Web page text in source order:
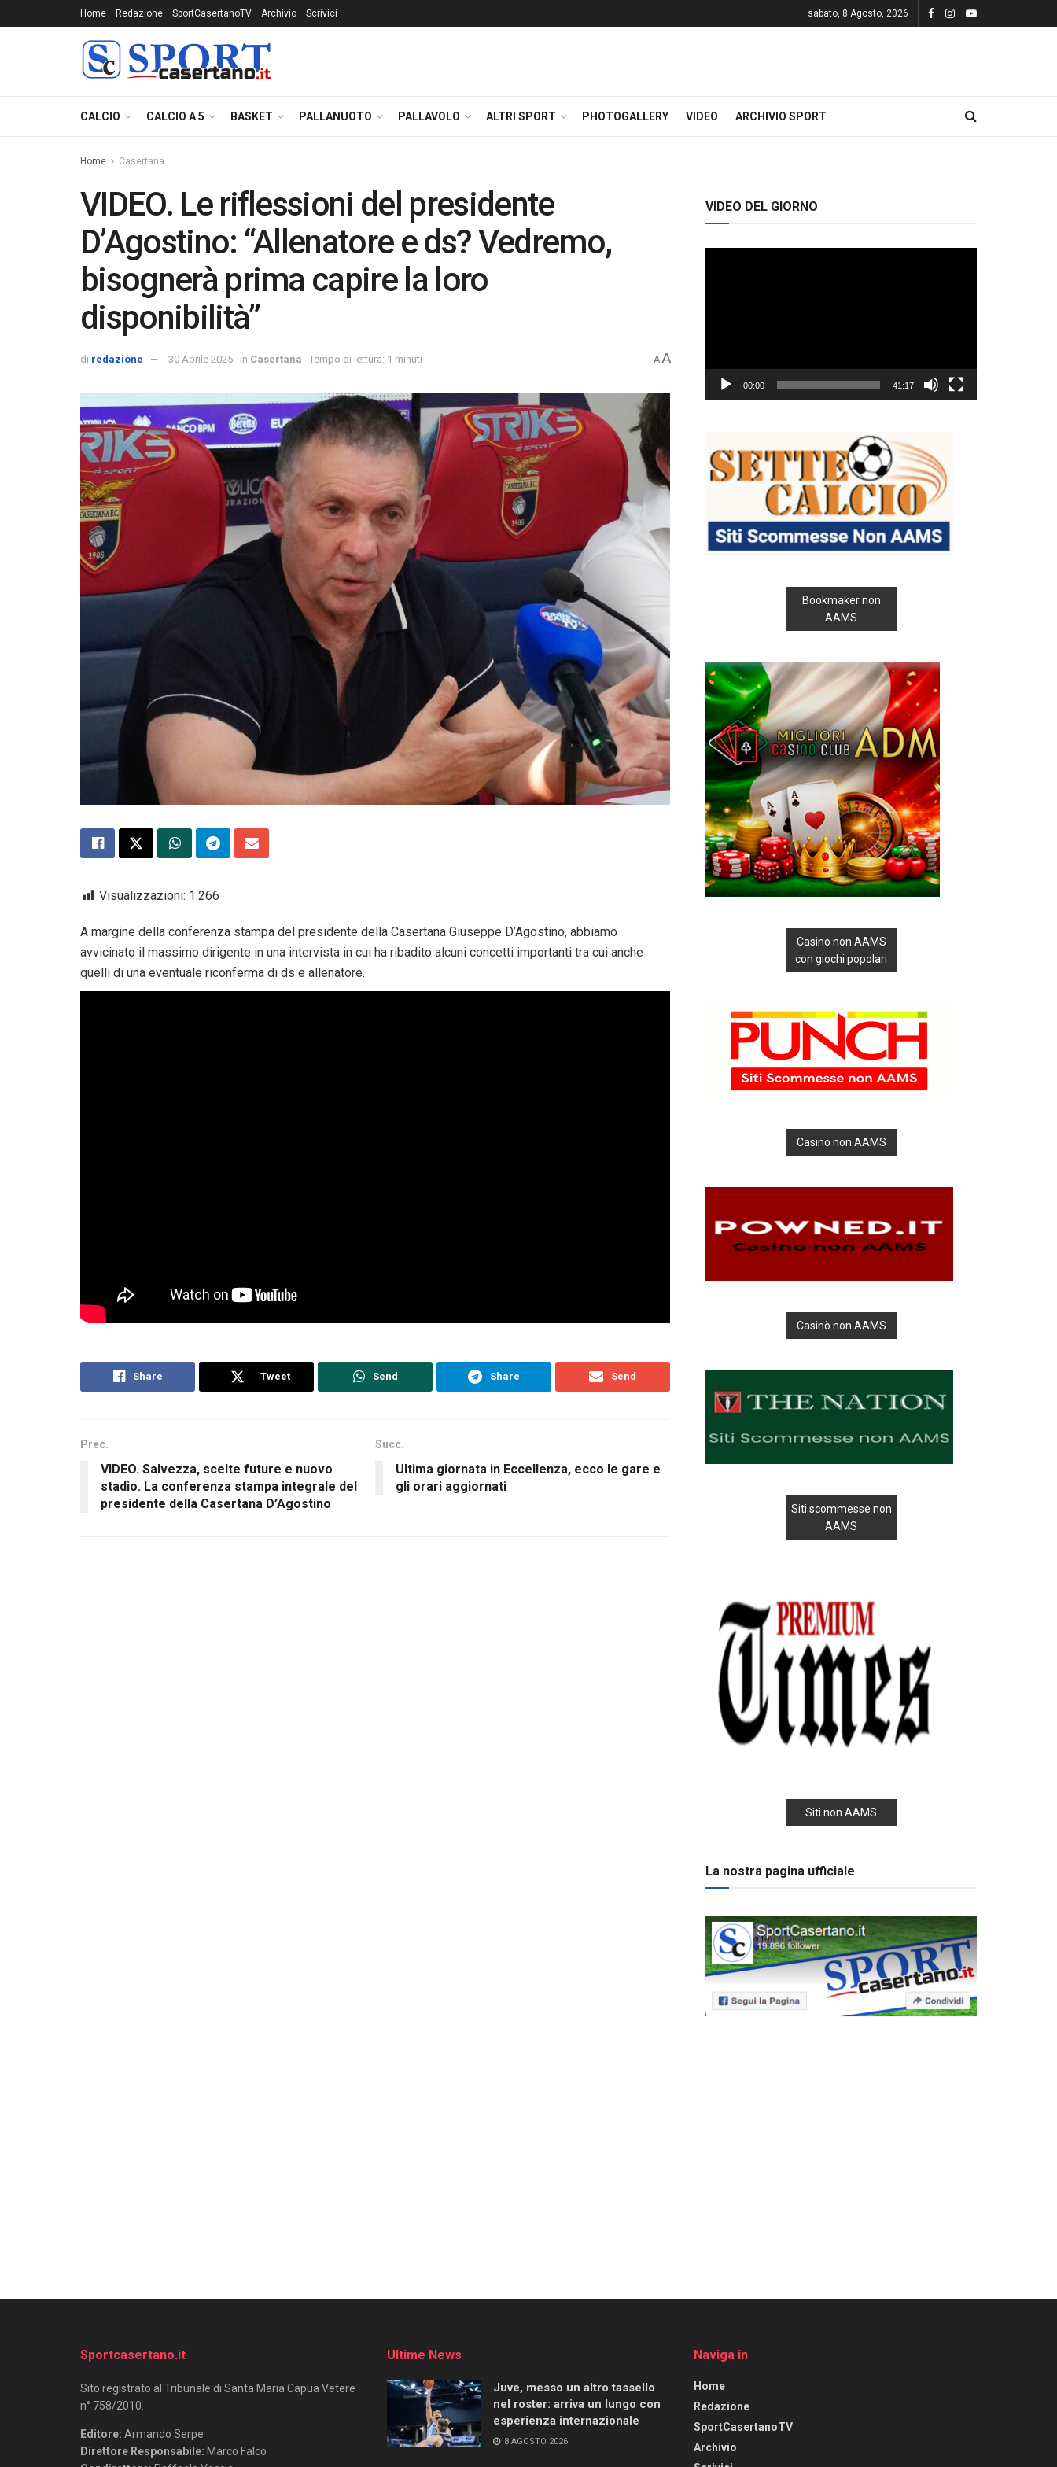
Home Redazione SportCasertanoTV Archivio Scrivici sabato, 8 Agosto, 2026
CALCIO CALCIO A 5 BASKET PALLANUOTO PALLAVOLO ALTRI SPORT PHOTOGALLERY VIDEO ARCHIVIO SPORT
Home Casertana
VIDEO. Le riflessioni del presidente
D’Agostino: “Allenatore e ds? Vedremo,
bisognerà prima capire la loro
disponibilità”
di redazione 30 Aprile 2025 in Casertana Tempo di lettura: 1 minuti AA
Visualizzazioni: 1.266
A margine della conferenza stampa del presidente della Casertana Giuseppe D’Agostino, abbiamo
avvicinato il massimo dirigente in una intervista in cui ha ribadito alcuni concetti importanti tra cui anche
quelli di una eventuale riconferma di ds e allenatore.
Share Tweet Send Share Send
Prec.
VIDEO. Salvezza, scelte future e nuovo
stadio. La conferenza stampa integrale del
presidente della Casertana D’Agostino
Succ.
Ultima giornata in Eccellenza, ecco le gare e
gli orari aggiornati
VIDEO DEL GIORNO
00:00 41:17
Bookmaker non
AAMS
Casino non AAMS
con giochi popolari
Casino non AAMS
Casinò non AAMS
Siti scommesse non
AAMS
Siti non AAMS
La nostra pagina ufficiale
Sportcasertano.it
Sito registrato al Tribunale di Santa Maria Capua Vetere
n° 758/2010.
Editore: Armando Serpe
Direttore Responsabile: Marco Falco
Ultime News
Juve, messo un altro tassello
nel roster: arriva un lungo con
esperienza internazionale
8 AGOSTO 2026
Naviga in
Home
Redazione
SportCasertanoTV
Archivio